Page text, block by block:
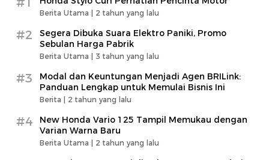
Berita Utama | 2 tahun yang lalu
#2
Segera Dibuka Suara Elektro Paniki, Promo
Sebulan Harga Pabrik
Berita Utama | 3 tahun yang lalu
#3
Modal dan Keuntungan Menjadi Agen BRILink:
Panduan Lengkap untuk Memulai Bisnis Ini
Berita | 2 tahun yang lalu
#4
New Honda Vario 125 Tampil Memukau dengan
Varian Warna Baru
Berita Utama | 2 tahun yang lalu